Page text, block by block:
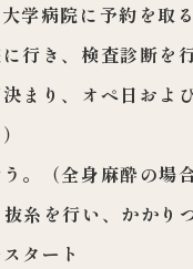
学病院に予約を取
行き、検査診断を
まり、オペ日およ
。（全身麻酔の場
糸を行い、かかり
タート